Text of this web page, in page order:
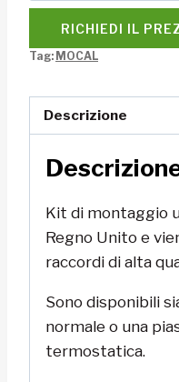
RICHIEDI IL
Tag: MOCAL
Descrizione
Kit di montaggio
Regno Unito e
raccordi di alta
Sono disponibili
normale o una
termostatica.